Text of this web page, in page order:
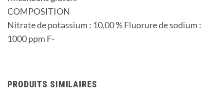
COMPOSITION
Nitrate de potassium : 10,00 % Fluorure de sodium :
1000 ppm F-
PRODUITS SIMILAIRES